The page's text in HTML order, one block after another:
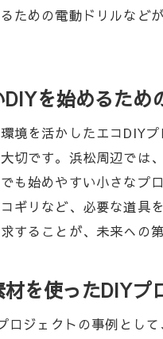
ための電動ドリルなど
を始めるため
境を活かしたエコDIY
切です。浜松周辺では
も始めやすい小さなプ
ギリなど、必要な道具
することが、未来への
を使ったDIYプ
ロジェクトの事例とし